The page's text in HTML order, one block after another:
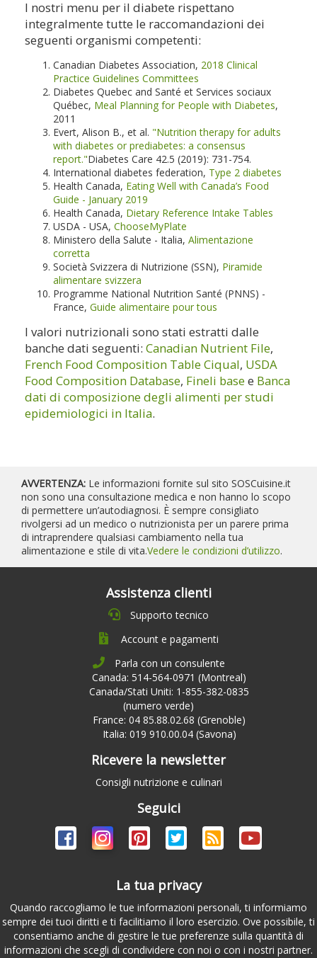
I nostri menu per il diabete rispettano
integralmente tutte le raccomandazioni dei
seguenti organismi competenti:
Canadian Diabetes Association, 2018 Clinical
Practice Guidelines Committees
Diabetes Quebec and Santé et Services sociaux
Québec, Meal Planning for People with Diabetes,
2011
Evert, Alison B., et al. "Nutrition therapy for adults
with diabetes or prediabetes: a consensus
report."Diabetes Care 42.5 (2019): 731-754.
International diabetes federation, Type 2 diabetes
Health Canada, Eating Well with Canada’s Food
Guide - January 2019
Health Canada, Dietary Reference Intake Tables
USDA - USA, ChooseMyPlate
Ministero della Salute - Italia, Alimentazione
corretta
Società Svizzera di Nutrizione (SSN), Piramide
alimentare svizzera
Programme National Nutrition Santé (PNNS) -
France, Guide alimentaire pour tous
I valori nutrizionali sono stati estratti dalle
banche dati seguenti: Canadian Nutrient File,
French Food Composition Table Ciqual, USDA
Food Composition Database, Fineli basee Banca
dati di composizione degli alimenti per studi
epidemiologici in Italia.
AVVERTENZA: Le informazioni fornite sul sito SOSCuisine.it
non sono una consultazione medica e non hanno lo scopo
di permettere un’autodiagnosi. È sempre consigliato
rivolgersi ad un medico o nutrizionista per un parere prima
di intraprendere qualsiasi cambiamento nella tua
alimentazione e stile di vita.Vedere le condizioni d’utilizzo.
Assistenza clienti
Supporto tecnico
Account e pagamenti
Parla con un consulente
Canada: 514-564-0971 (Montreal)
Canada/Stati Uniti: 1-855-382-0835
(numero verde)
France: 04 85.88.02.68 (Grenoble)
Italia: 019 910.00.04 (Savona)
Ricevere la newsletter
Consigli nutrizione e culinari
Seguici
La tua privacy
Quando raccogliamo le tue informazioni personali, ti informiamo
sempre dei tuoi diritti e ti facilitiamo il loro esercizio. Ove possibile, ti
consentiamo anche di gestire le tue preferenze sulla quantità di
informazioni che scegli di condividere con noi o con i nostri partner.